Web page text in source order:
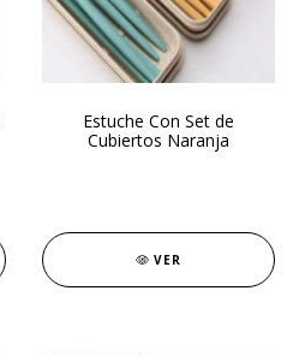
Estuche Con Set de
Cubiertos Naranja
VER